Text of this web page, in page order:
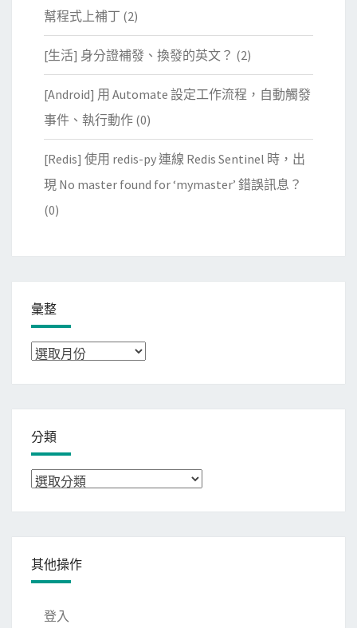
幫程式上補丁 (2)
[生活] 身分證補發、換發的英文？ (2)
[Android] 用 Automate 設定工作流程，自動觸發
事件、執行動作 (0)
[Redis] 使用 redis-py 連線 Redis Sentinel 時，出
現 No master found for ‘mymaster’ 錯誤訊息？
(0)
彙整
彙
分類
分
其他操作
登入